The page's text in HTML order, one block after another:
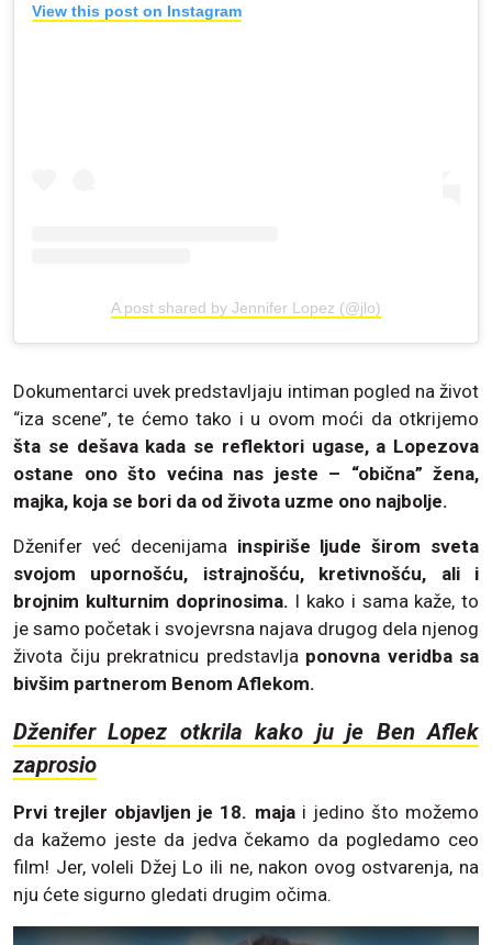
View this post on Instagram
A post shared by Jennifer Lopez (@jlo)
Dokumentarci uvek predstavljaju intiman pogled na život
“iza scene”, te ćemo tako i u ovom moći da otkrijemo
šta se dešava kada se reflektori ugase, a Lopezova
ostane ono što većina nas jeste – “obična” žena,
majka, koja se bori da od života uzme ono najbolje.
Dženifer već decenijamainspiriše ljude širom sveta
svojom upornošću, istrajnošću, kretivnošću, ali i
brojnim kulturnim doprinosima. I kako i sama kaže, to
je samo početak i svojevrsna najava drugog dela njenog
života čiju prekratnicu predstavlja ponovna veridba sa
bivšim partnerom Benom Aflekom.
Dženifer Lopez otkrila kako ju je Ben Aflek
zaprosio
Prvi trejler objavljen je 18. majai jedino što možemo
da kažemo jeste da jedva čekamo da pogledamo ceo
film! Jer, voleli Džej Lo ili ne, nakon ovog ostvarenja, na
nju ćete sigurno gledati drugim očima.